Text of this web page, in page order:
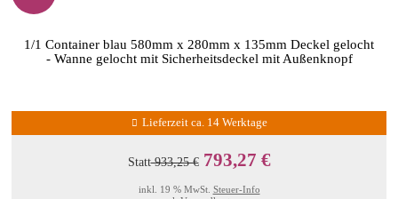
1/1 Container blau 580mm x 280mm x 135mm Deckel gelocht
- Wanne gelocht mit Sicherheitsdeckel mit Außenknopf
Lieferzeit ca. 14 Werktage
Statt933,25 € 793,27 €
inkl. 19 % MwSt. Steuer-Info